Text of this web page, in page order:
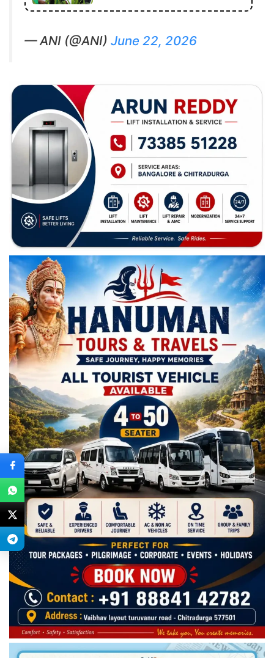
— ANI (@ANI) June 22, 2026